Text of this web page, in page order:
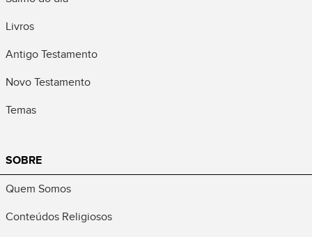
Livros
Antigo Testamento
Novo Testamento
Temas
SOBRE
Quem Somos
Conteúdos Religiosos